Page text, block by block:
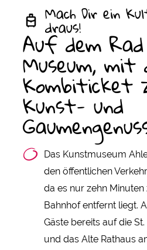
Mach Dir ein
draus!
Auf dem
Museum, mit
Kombiticket
Kunst- und
Das Kunstmuseum
den öffentlichen
da es nur zehn
Bahnhof entfernt liegt.
Gäste bereits auf die
und das Alte Rathaus